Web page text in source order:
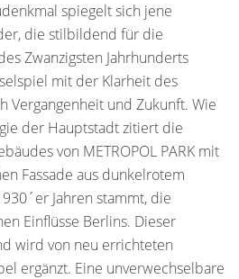
spiegelt sich jene
die stilbildend für die
Zwanzigsten Jahrhunderts
mit der Klarheit des
Vergangenheit und Zukunft. Wie
der Hauptstadt zitiert die
von METROPOL PARK mit
Fassade aus dunkelrotem
Jahren stammt, die
Einflüsse Berlins. Dieser
wird von neu errichteten
ergänzt. Eine unverwechselbare